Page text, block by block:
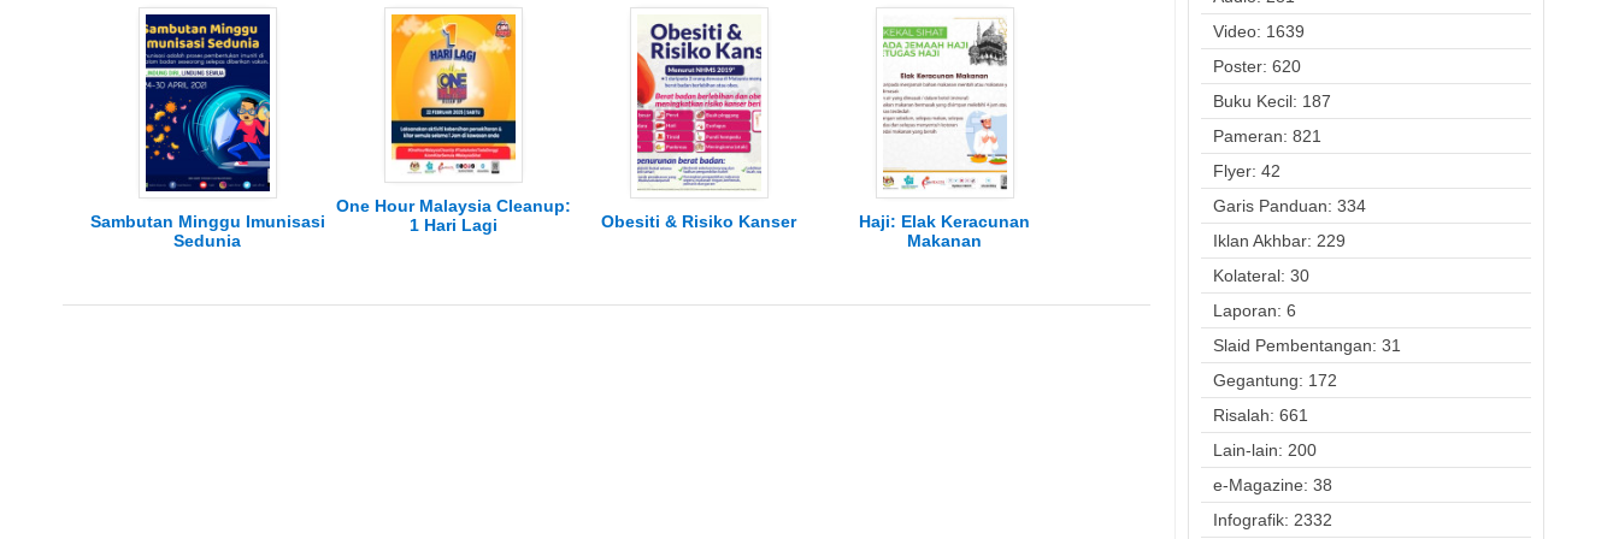
Sambutan Minggu Imunisasi
Sedunia
One Hour Malaysia Cleanup:
1 Hari Lagi
Obesiti & Risiko Kanser
Haji: Elak Keracunan
Makanan
Video: 1639
Poster: 620
Buku Kecil: 187
Pameran: 821
Flyer: 42
Garis Panduan: 334
Iklan Akhbar: 229
Kolateral: 30
Laporan: 6
Slaid Pembentangan: 31
Gegantung: 172
Risalah: 661
Lain-lain: 200
e-Magazine: 38
Infografik: 2332